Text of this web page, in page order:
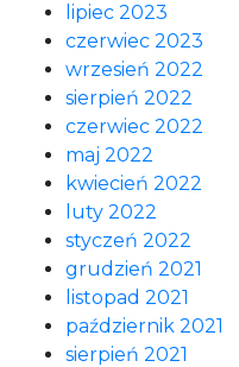
lipiec 2023
czerwiec 2023
wrzesień 2022
sierpień 2022
czerwiec 2022
maj 2022
kwiecień 2022
luty 2022
styczeń 2022
grudzień 2021
listopad 2021
październik 2021
sierpień 2021